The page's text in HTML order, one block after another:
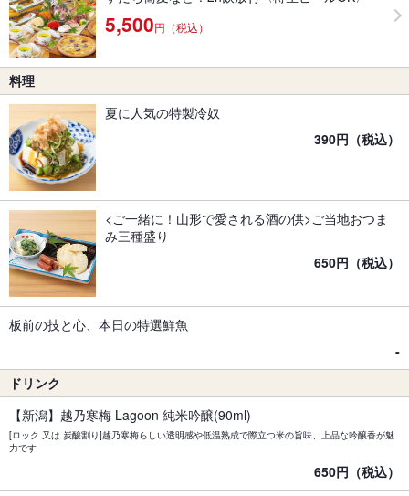
5,500円（税込）
料理
夏に人気の特製冷奴
390円（税込）
<ご一緒に！山形で愛される酒の供>ご当地おつま
み三種盛り
650円（税込）
板前の技と心、本日の特選鮮魚
‐
ドリンク
【新潟】越乃寒梅 Lagoon 純米吟醸(90ml)
[ロック 又は 炭酸割り]越乃寒梅らしい透明感や低温熟成で際立つ米の旨味、上品な吟醸香が魅
力です
650円（税込）